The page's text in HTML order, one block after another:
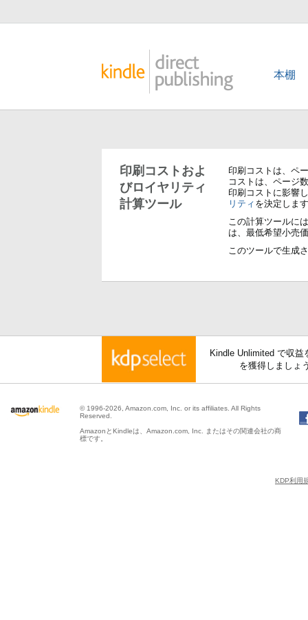
本棚
印刷コストおよ
びロイヤリティ
計算ツール
印刷コストは、ペ
コストは、ページ
印刷コストに影響
リティ を決定しま
この計算ツールには
は、最低希望小売
このツールで生成
Kindle Unlimited で収
を獲得しましょ
© 1996-2026, Amazon.com, Inc. or its affiliates. All Rights
Reserved.
AmazonとKindleは、Amazon.com, Inc. またはその関連会社の商
標です。
KDP利用